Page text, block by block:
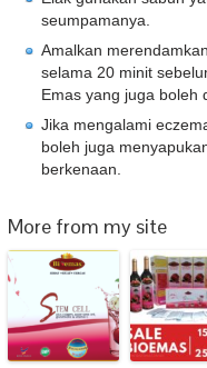
seumpamanya.
Amalkan
selama 20 minit
Emas yang juga boleh
Jika mengalami
boleh juga
berkenaan.
More from my site